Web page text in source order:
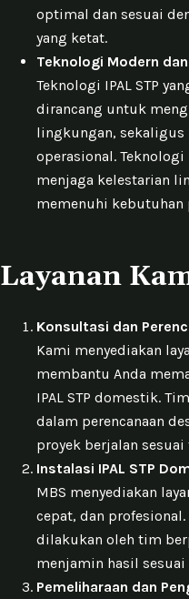
optimal dan sesuai
yang ketat.
Teknologi Modern
Teknologi IPAL STP
dirancang untuk
lingkungan, sekaligus
operasional.
menjaga kelestarian
memenuhi kebutuhan
Layanan
Konsultasi dan
Kami menyediakan
membantu Anda
IPAL STP domestik.
dalam perencanaan
proyek berjalan sesuai
Instalasi IPAL STP
MBS menyediakan
cepat, dan
dilakukan oleh tim
menjamin hasil
Pemeliharaan dan